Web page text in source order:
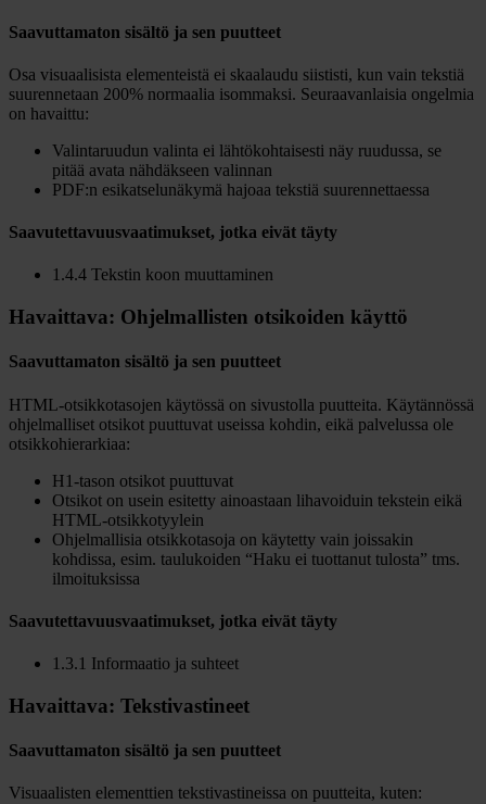
Saavuttamaton sisältö ja sen puutteet
Osa visuaalisista elementeistä ei skaalaudu siististi, kun vain tekstiä
suurennetaan 200% normaalia isommaksi. Seuraavanlaisia ongelmia
on havaittu:
Valintaruudun valinta ei lähtökohtaisesti näy ruudussa, se
pitää avata nähdäkseen valinnan
PDF:n esikatselunäkymä hajoaa tekstiä suurennettaessa
Saavutettavuusvaatimukset, jotka eivät täyty
1.4.4 Tekstin koon muuttaminen
Havaittava: Ohjelmallisten otsikoiden käyttö
Saavuttamaton sisältö ja sen puutteet
HTML-otsikkotasojen käytössä on sivustolla puutteita. Käytännössä
ohjelmalliset otsikot puuttuvat useissa kohdin, eikä palvelussa ole
otsikkohierarkiaa:
H1-tason otsikot puuttuvat
Otsikot on usein esitetty ainoastaan lihavoiduin tekstein eikä
HTML-otsikkotyylein
Ohjelmallisia otsikkotasoja on käytetty vain joissakin
kohdissa, esim. taulukoiden “Haku ei tuottanut tulosta” tms.
ilmoituksissa
Saavutettavuusvaatimukset, jotka eivät täyty
1.3.1 Informaatio ja suhteet
Havaittava: Tekstivastineet
Saavuttamaton sisältö ja sen puutteet
Visuaalisten elementtien tekstivastineissa on puutteita, kuten: